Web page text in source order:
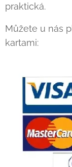
praktická.
Můžete u nás
kartami: